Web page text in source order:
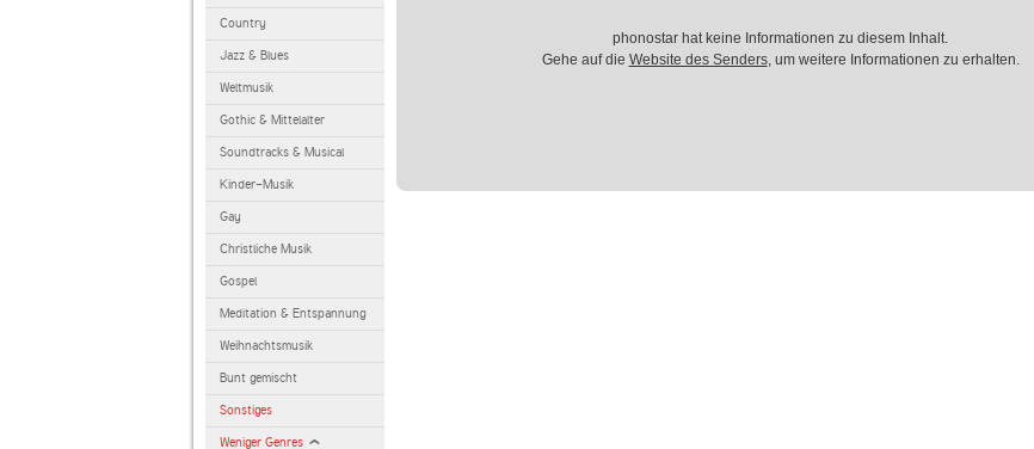
Country
Jazz & Blues
Weltmusik
Gothic & Mittelalter
Soundtracks & Musical
Kinder-Musik
Gay
Christliche Musik
Gospel
Meditation & Entspannung
Weihnachtsmusik
Bunt gemischt
Sonstiges
Weniger Genres
phonostar hat keine Informationen zu diesem Inhalt.
Gehe auf die Website des Senders, um weitere Informationen zu erhalten.